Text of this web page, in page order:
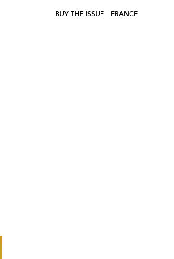
BUY THE ISSUE FRANCE